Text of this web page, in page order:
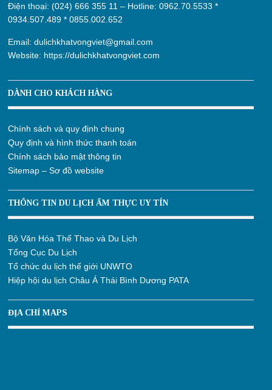
Điện thoại: (024) 666 355 11 – Hotline:0962.70.5533 *
0934.507.489 *0855.002.652
Email:dulichkhatvongviet@gmail.com
Website: https://dulichkhatvongviet.com
DÀNH CHO KHÁCH HÀNG
Chính sách và quy định chung
Quy định và hình thức thanh toán
Chính sách bảo mật thông tin
Sitemap – Sơ đồ website
THÔNG TIN DU LỊCH ẨM THỰC UY TÍN
Bộ Văn Hóa Thể Thao và Du Lịch
Tổng Cục Du Lịch
Tổ chức du lịch thế giới UNWTO
Hiệp hội du lịch Châu Á Thái Bình Dương PATA
ĐỊA CHỈ MAPS